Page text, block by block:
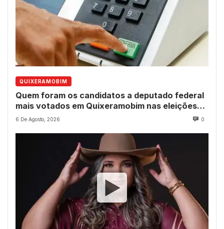
QUIXERAMOBIM
Quem foram os candidatos a deputado federal
mais votados em Quixeramobim nas eleições
de 2022?
6 De Agosto, 2026 0